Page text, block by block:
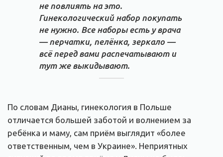
не повлиять на это.
Гинекологический набор покупать
не нужно. Все наборы есть у врача
— перчатки, пелёнка, зеркало —
всё перед вами распечатывают и
тут же выкидывают.
По словам Дианы, гинекология в Польше
отличается большей заботой и волнением за
ребёнка и маму, сам приём выглядит «более
ответственным, чем в Украине». Неприятных